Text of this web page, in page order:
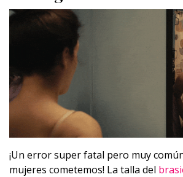
¡Un error super fatal pero muy
mujeres cometemos! La talla del